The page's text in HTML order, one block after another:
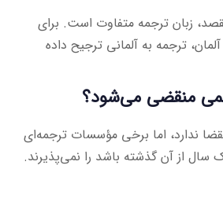
زبان ترجمه متفاوت است. برای
ترجمه به آلمانی ترجیح داده
ندارد، اما برخی مؤسسات ترجمه‌ای